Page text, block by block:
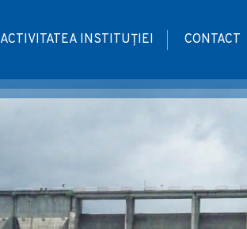
ACTIVITATEA INSTITUȚIEI CONTACT